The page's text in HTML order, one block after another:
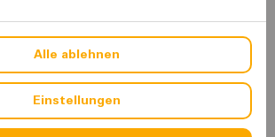
Alle ablehnen
Einstellungen
EINSTELLUNGEN ÄNDERN